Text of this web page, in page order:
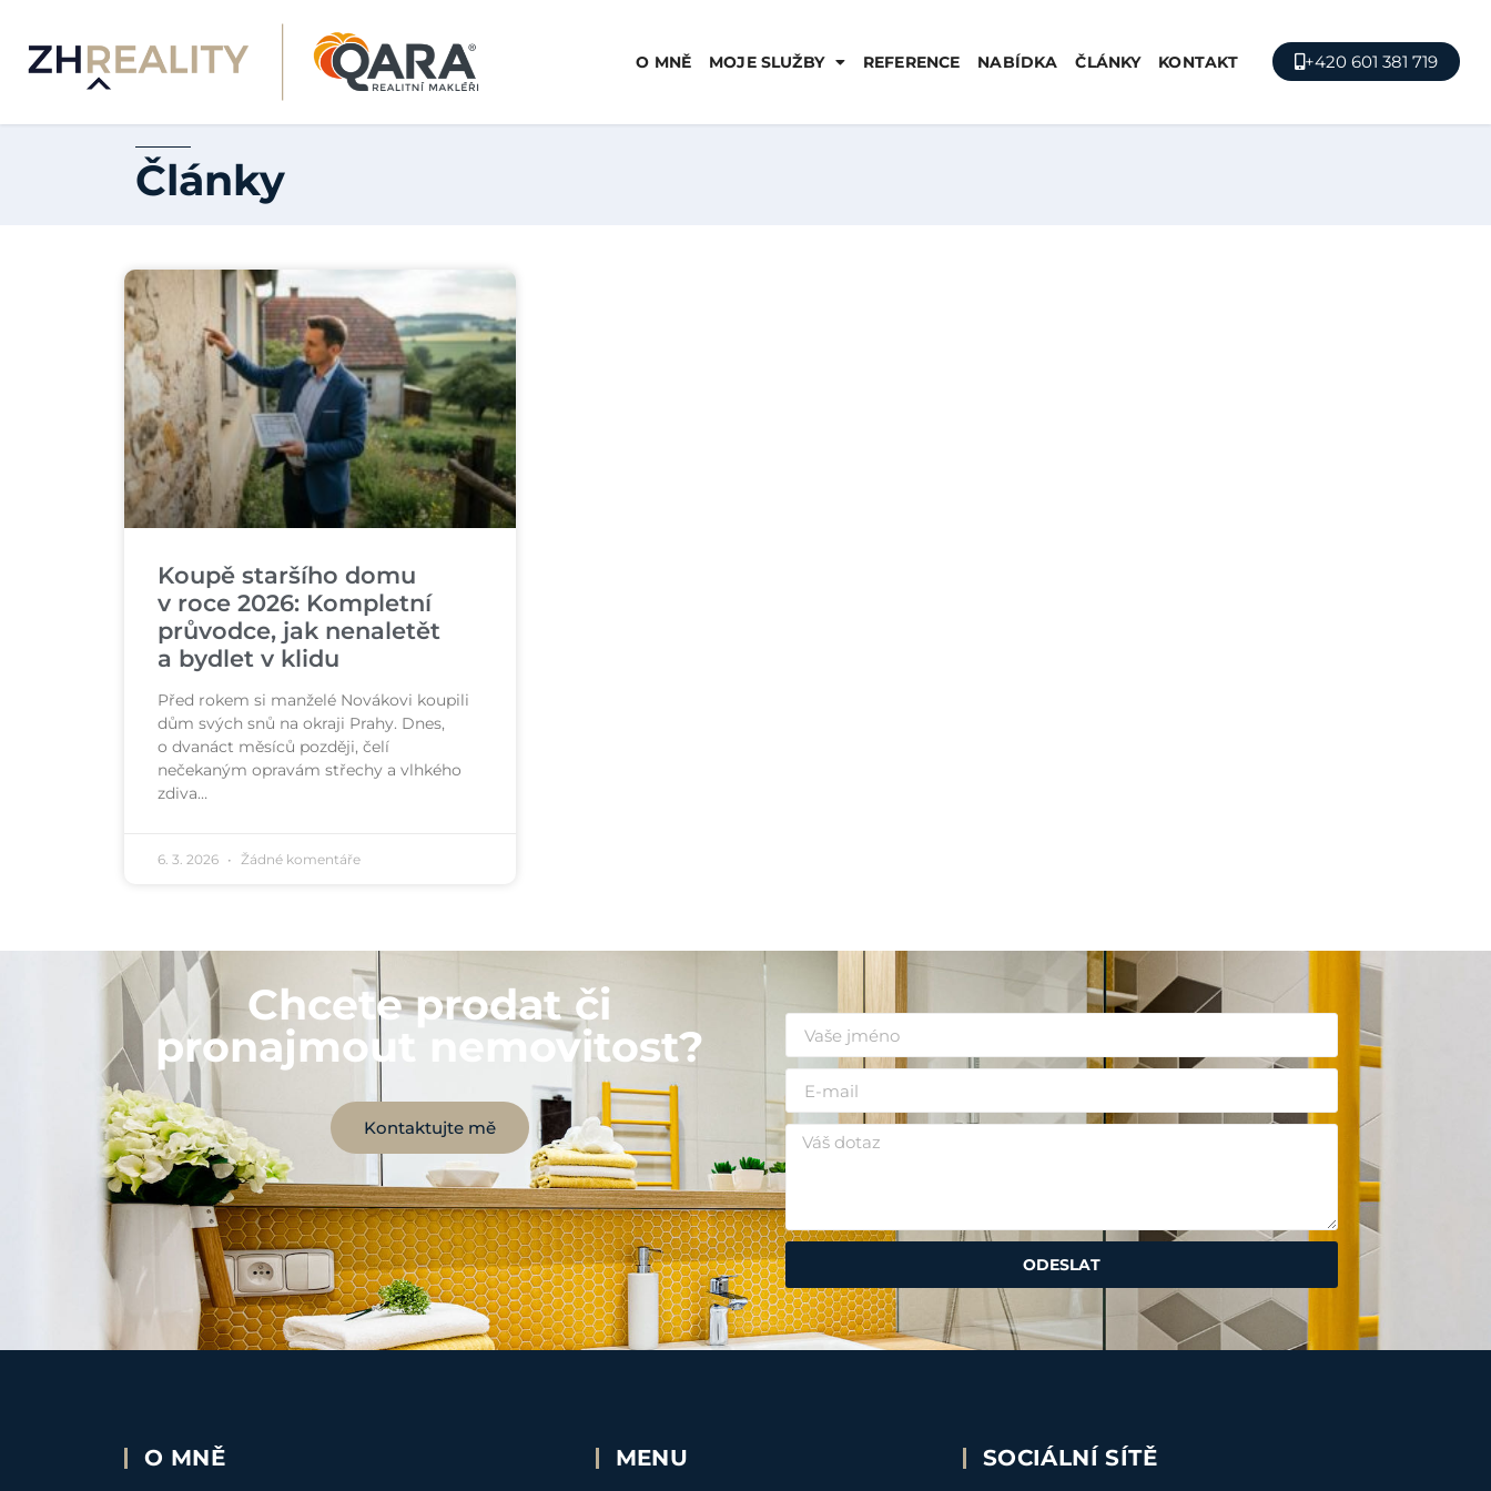
O MNĚ MOJE SLUŽBY REFERENCE NABÍDKA ČLÁNKY KONTAKT +420 601 381 719
Články
Koupě staršího domu
v roce 2026: Kompletní
průvodce, jak nenaletět
a bydlet v klidu
Před rokem si manželé Novákovi koupili
dům svých snů na okraji Prahy. Dnes,
o dvanáct měsíců později, čelí
nečekaným opravám střechy a vlhkého
zdiva…
6. 3. 2026 Žádné komentáře
Chcete prodat či
pronajmout nemovitost?
Kontaktujte mě
ODESLAT
O MNĚ MENU SOCIÁLNÍ SÍTĚ